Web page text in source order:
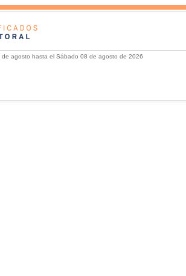
de agosto hasta el Sábado 08 de agosto de 2026